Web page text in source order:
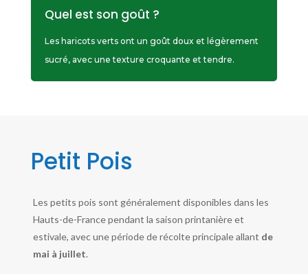
Quel est son goût ?
Les haricots verts ont un goût doux et légèrement
sucré, avec une texture croquante et tendre.
Petit Pois
Les petits pois sont généralement disponibles dans les
Hauts-de-France pendant la saison printanière et
estivale, avec une période de récolte principale allant de
mai à juillet.